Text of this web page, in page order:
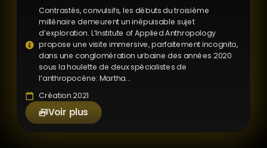
Contrastés, convulsifs, les débuts du troisième
millénaire demeurent un inépuisable sujet
d’exploration. L’Institute of Applied Anthropology
propose une visite immersive, parfaitement incognito,
dans une conglomération urbaine des années 2020
sous la houlette de deux spécialistes de
l’anthropocène: Martha...
Création 2021
Voir plus